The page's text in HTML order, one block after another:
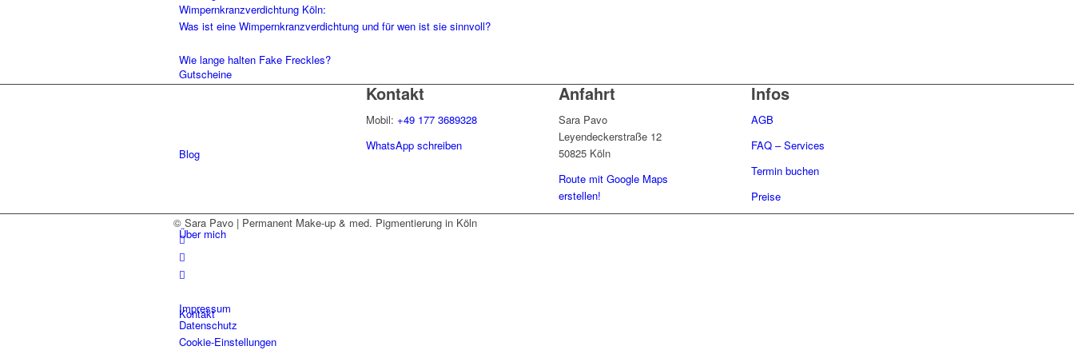
Gutscheine
Blog
Über mich
Kontakt
Wimpernkranz­verdichtung Köln:
Was ist eine Wimpernkranz­verdichtung und für wen ist sie sinnvoll?
Wie lange halten Fake Freckles?
Kontakt
Mobil:+49 177 3689328
WhatsApp schreiben
Anfahrt
Sara Pavo
Leyendeckerstraße 12
50825 Köln
Route mit Google Maps
erstellen!
Infos
AGB
FAQ – Services
Termin buchen
Preise
© Sara Pavo | Permanent Make-up & med. Pigmentierung in Köln
Impressum
Datenschutz
Cookie-Einstellungen